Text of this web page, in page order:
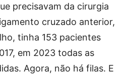
precisavam da cirurgia
cruzado anterior,
tinha 153 pacientes
em 2023 todas as
Agora, não há filas. E